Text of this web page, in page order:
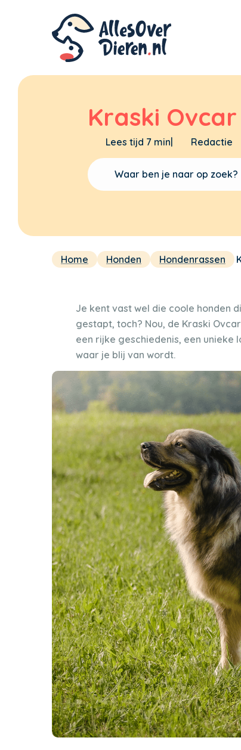
Kraski Ovcar
Lees tijd 7 min| Redactie
Home Honden Hondenrassen
Je kent vast wel die coole honden
gestapt, toch? Nou, de Kraski
een rijke geschiedenis, een
waar je blij van wordt.